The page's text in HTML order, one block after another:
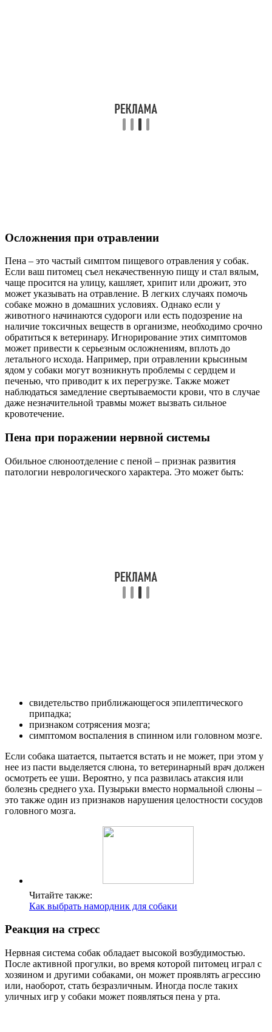
Осложнения при отравлении
Пена – это частый симптом пищевого отравления у собак.
Если ваш питомец съел некачественную пищу и стал вялым,
чаще просится на улицу, кашляет, хрипит или дрожит, это
может указывать на отравление. В легких случаях помочь
собаке можно в домашних условиях. Однако если у
животного начинаются судороги или есть подозрение на
наличие токсичных веществ в организме, необходимо срочно
обратиться к ветеринару. Игнорирование этих симптомов
может привести к серьезным осложнениям, вплоть до
летального исхода. Например, при отравлении крысиным
ядом у собаки могут возникнуть проблемы с сердцем и
печенью, что приводит к их перегрузке. Также может
наблюдаться замедление свертываемости крови, что в случае
даже незначительной травмы может вызвать сильное
кровотечение.
Пена при поражении нервной системы
Обильное слюноотделение с пеной – признак развития
патологии неврологического характера. Это может быть:
свидетельство приближающегося эпилептического
припадка;
признаком сотрясения мозга;
симптомом воспаления в спинном или головном мозге.
Если собака шатается, пытается встать и не может, при этом у
нее из пасти выделяется слюна, то ветеринарный врач должен
осмотреть ее уши. Вероятно, у пса развилась атаксия или
болезнь среднего уха. Пузырьки вместо нормальной слюны –
это также один из признаков нарушения целостности сосудов
головного мозга.
Читайте также:
Как выбрать намордник для собаки
Реакция на стресс
Нервная система собак обладает высокой возбудимостью.
После активной прогулки, во время которой питомец играл с
хозяином и другими собаками, он может проявлять агрессию
или, наоборот, стать безразличным. Иногда после таких
уличных игр у собаки может появляться пена у рта.